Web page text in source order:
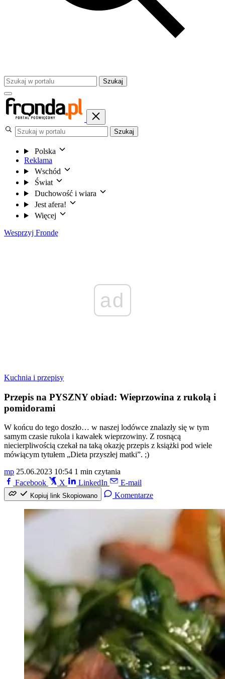
Szukaj
Szukaj
Polska
Reklama
Wschód
Świat
Duchowość i wiara
Jest afera!
Więcej
Wesprzyj Frondę
ad
Kuchnia i przepisy
Przepis na PYSZNY obiad: Wieprzowina z rukolą i
pomidorami
W końcu do tego doszło… w naszej lodówce znalazły się w tym
samym czasie rukola i kawałek wieprzowiny. Z rosnącą
niecierpliwością czekał na taką okazję przepis z książki pod wiele
mówiącym tytułem „Dieta przyszłej matki”. ;)
mp 25.06.2023 10:54 1 min czytania
Facebook
X LinkedIn E-mail
Kopiuj link Skopiowano Komentarze